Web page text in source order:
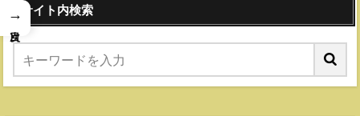
サイト内検索
→